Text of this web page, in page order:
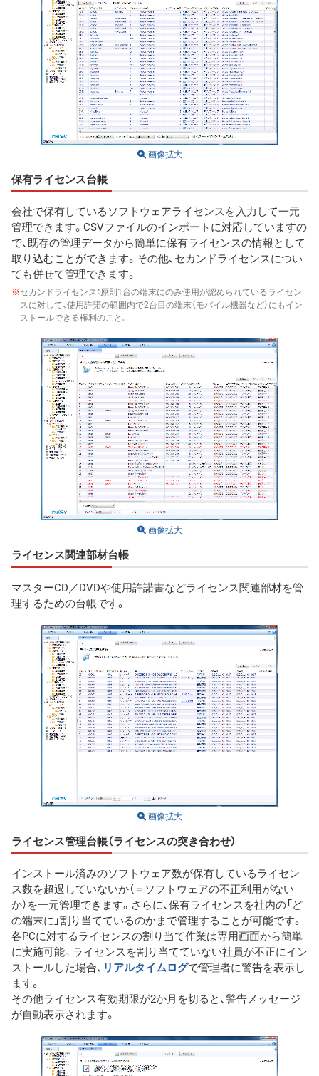
画像拡大
保有ライセンス台帳
会社で保有しているソフトウェアライセンスを入力して一元
管理できます。CSVファイルのインポートに対応していますの
で、既存の管理データから簡単に保有ライセンスの情報として
取り込むことができます。その他、セカンドライセンスについ
ても併せて管理できます。
※セカンドライセンス：原則1台の端末にのみ使用が認められているライセン
スに対して、使用許諾の範囲内で2台目の端末（モバイル機器など）にもイン
ストールできる権利のこと。
画像拡大
ライセンス関連部材台帳
マスターCD／DVDや使用許諾書などライセンス関連部材を管
理するための台帳です。
画像拡大
ライセンス管理台帳（ライセンスの突き合わせ）
インストール済みのソフトウェア数が保有しているライセン
ス数を超過していないか（＝ソフトウェアの不正利用がない
か）を一元管理できます。さらに、保有ライセンスを社内の「ど
の端末に」割り当てているのかまで管理することが可能です。
各PCに対するライセンスの割り当て作業は専用画面から簡単
に実施可能。ライセンスを割り当てていない社員が不正にイン
ストールした場合、 リアルタイムログで管理者に警告を表示し
ます。
その他ライセンス有効期限が2か月を切ると、警告メッセージ
が自動表示されます。